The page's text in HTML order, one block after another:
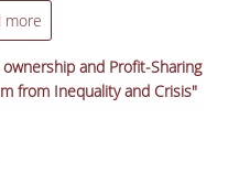
ΑΝΤΙΚΕΙΜΕΝΩΝ
more
and Profit-Sharing
from Inequality and Crisis"